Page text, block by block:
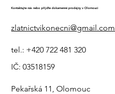
Kontaktujte nás nebo přijďte dokamenné prodejny v Olomouci
zlatnictvikonecni@gmail.com
tel.: +420 722 481 320
IČ: 03518159
Pekařská 11, Olomouc